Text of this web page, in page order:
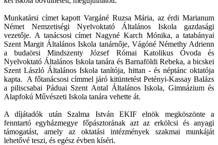
Munkatársi címet kapott Vargáné Ruzsa Mária, az érdi Marianum
Német Nemzetiségi Nyelvoktató Általános Iskola gazdasági
vezetője. A tanácsosi címet Nagyné Karch Mónika, a tatabányai
Szent Margit Általános Iskola tanárnője, Vágóné Némethy Adrienn
a budaörsi Mindszenty József Római Katolikus Óvoda és
Nyelvoktató Általános Iskola tanára és Barnaföldi Rebeka, a bicskei
Szent László Általános Iskola tanítója, hittan - és néptánc oktatója
kapta. A főtanácsosi címmel járó kitüntetést Petényi-Kassay Balázs
a piliscsabai Páduai Szent Antal Általános Iskola, Gimnázium és
Alapfokú Művészeti Iskola tanára vehette át.
A díjátadók után Szalma István EKIF elnök megköszönte a
fenntartó egyházmegye főpásztorának azt az erkölcsi és anyagi
támogatást, amely az oktatási intézmények szakmai munkáját
lehetővé teszi, és egész évben kíséri.